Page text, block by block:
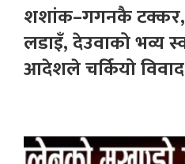
शशांक–गगनकै टक्कर,
लडाइँ, देउवाको भव्य
आदेशले चर्कियो